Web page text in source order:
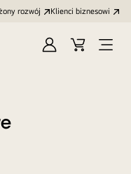
rozwój Klienci biznesowi
ZalogujKoszyk